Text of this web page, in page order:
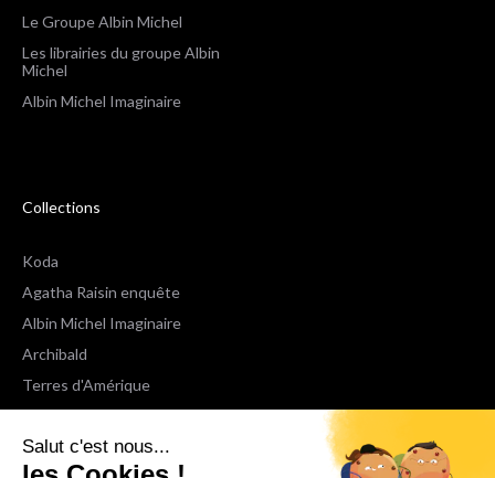
Salut c'est nous...
Le Groupe Albin Michel
Les librairies du groupe Albin
Michel
Albin Michel Imaginaire
Collections
Koda
Agatha Raisin enquête
Albin Michel Imaginaire
Archibald
Terres d'Amérique
Espaces Libres Poche
NOX